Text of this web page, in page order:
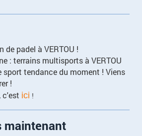
de padel à VERTOU !
: terrains multisports à VERTOU
sport tendance du moment ! Viens
!
c'est ici !
maintenant